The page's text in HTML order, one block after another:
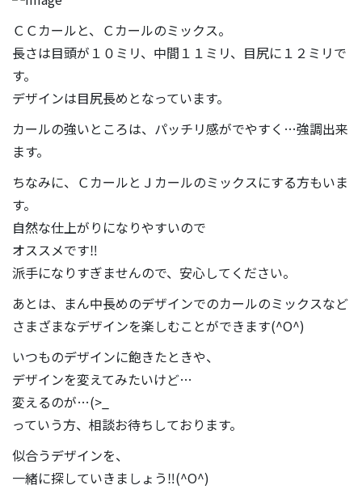
ＣＣカールと、Ｃカールのミックス。
長さは目頭が１０ミリ、中間１１ミリ、目尻に１２ミリで
す。
デザインは目尻長めとなっています。
カールの強いところは、パッチリ感がでやすく…強調出来
ます。
ちなみに、ＣカールとＪカールのミックスにする方もいま
す。
自然な仕上がりになりやすいので
オススメです‼
派手になりすぎませんので、安心してください。
あとは、まん中長めのデザインでのカールのミックスなど
さまざまなデザインを楽しむことができます(^O^)
いつものデザインに飽きたときや、
デザインを変えてみたいけど…
変えるのが…(>_
っていう方、相談お待ちしております。
似合うデザインを、
一緒に探していきましょう‼(^O^)